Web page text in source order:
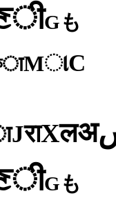
ीGも
MાC
JराXलअ
ीGも